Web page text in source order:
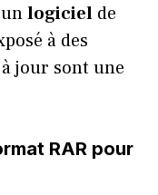
logiciel de
à des
jour sont une
RAR pour